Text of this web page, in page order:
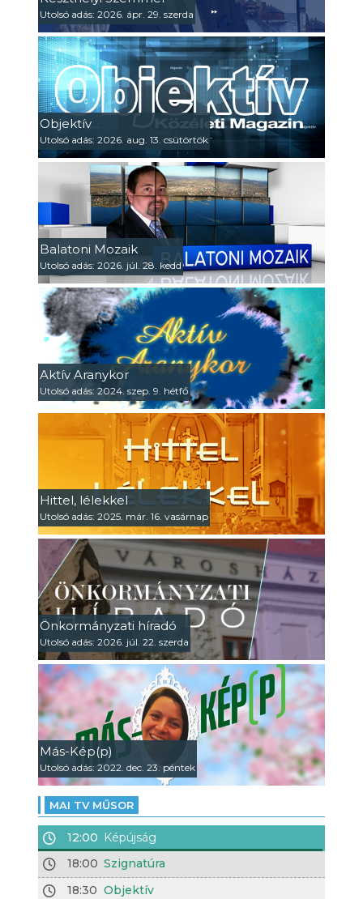
Utolsó adás: 2026. ápr. 29. szerda
Objektív
Utolsó adás: 2026. aug. 13. csütörtök
Balatoni Mozaik
Utolsó adás: 2026. júl. 28. kedd
Aktív Aranykor
Utolsó adás: 2024. szep. 9. hétfő
Hittel, lélekkel
Utolsó adás: 2025. már. 16. vasárnap
Önkormányzati híradó
Utolsó adás: 2026. júl. 22. szerda
Más-Kép(p)
Utolsó adás: 2022. dec. 23. péntek
MAI TV MŰSOR
12:00 Képújság
18:00 Szignatúra
18:30 Objektív